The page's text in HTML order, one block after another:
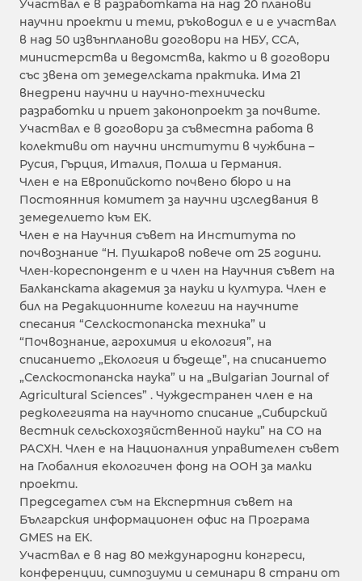
Участвал е в разработката на над 20 планови
научни проекти и теми, ръководил е и е участвал
в над 50 извънпланови договори на НБУ, ССА,
министерства и ведомства, както и в договори
със звена от земеделската практика. Има 21
внедрени научни и научно-технически
разработки и приет законопроект за почвите.
Участвал е в договори за съвместна работа в
колективи от научни институти в чужбина –
Русия, Гърция, Италия, Полша и Германия.
Член е на Европийското почвено бюро и на
Постоянния комитет за научни изследвания в
земеделието към ЕК.
Член е на Научния съвет на Института по
почвознание “Н. Пушкаров повече от 25 години.
Член-кореспондент е и член на Научния съвет на
Балканската академия за науки и култура. Член е
бил на Редакционните колегии на научните
спесания “Селскостопанска техника” и
“Почвознание, агрохимия и екология”, на
списанието „Екология и бъдеще”, на списанието
„Селскостопанска наука” и на „Bulgarian Journal of
Agricultural Sciences” . Чуждестранен член е на
редколегията на научното списание „Сибирский
вестник сельскохозяйственной науки” на СО на
РАСХН. Член е на Националния управителен съвет
на Глобалния екологичен фонд на ООН за малки
проекти.
Председател съм на Експертния съвет на
Българския информационен офис на Програма
GMES на ЕК.
Участвал е в над 80 международни конгреси,
конференции, симпозиуми и семинари в страни от